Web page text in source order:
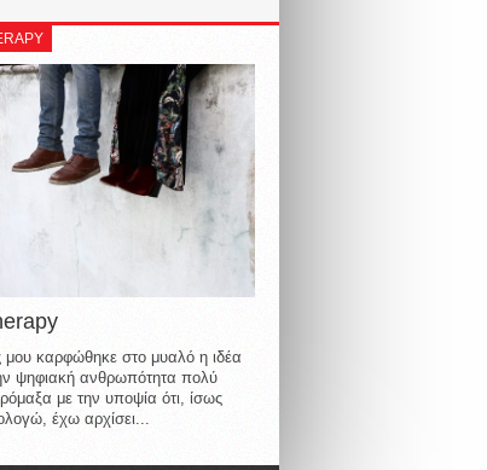
μου καρφώθηκε στο μυαλό η ιδέα
ψηφιακή ανθρωπότητα πολύ
με την υποψία ότι, ίσως
έχω αρχίσει...